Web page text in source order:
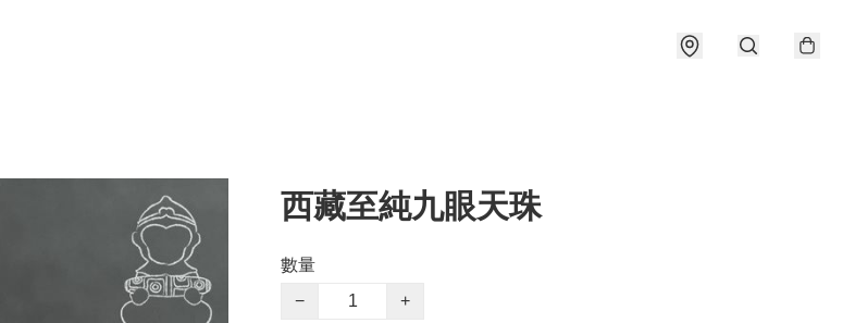
西藏至純九眼天珠
數量
−
+